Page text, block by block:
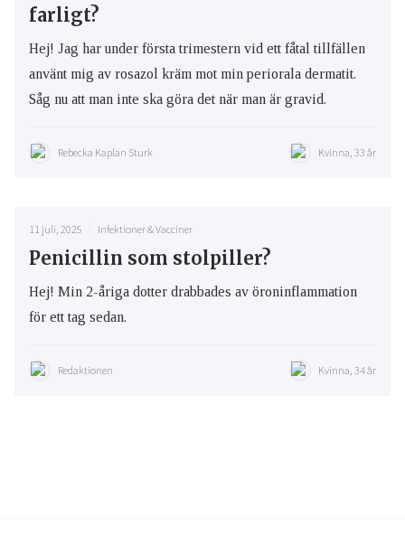
farligt?
Hej! Jag har under första trimestern vid ett fåtal tillfällen
använt mig av rosazol kräm mot min periorala dermatit.
Såg nu att man inte ska göra det när man är gravid.
Rebecka Kaplan Sturk Kvinna, 33 år
11 juli, 2025 Infektioner & Vacciner
Penicillin som stolpiller?
Hej! Min 2-åriga dotter drabbades av öroninflammation
för ett tag sedan.
Redaktionen Kvinna, 34 år